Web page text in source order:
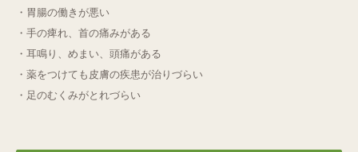
・胃腸の働きが悪い
・手の痺れ、首の痛みがある
・耳鳴り、めまい、頭痛がある
・薬をつけても皮膚の疾患が治りづらい
・足のむくみがとれづらい